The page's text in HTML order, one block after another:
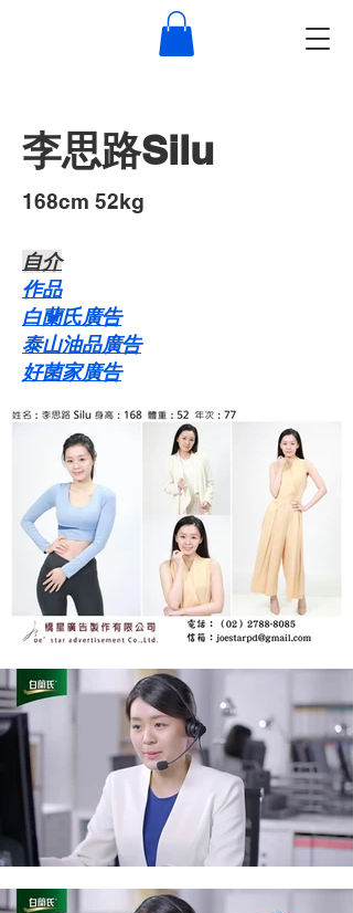
李思路Silu
168cm 52kg
自介​
作品
白蘭氏廣告
泰山油品廣告
好菌家廣告